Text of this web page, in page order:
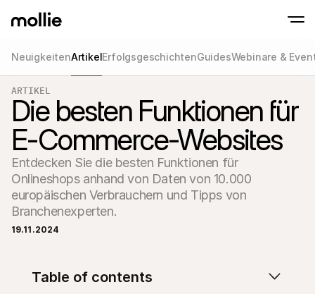
Tap to Pay auf dem iPhone
Akzeptieren Sie kontaklose Zahlungen
Jetzt starten
Akzeptieren und
Zahlungen
POS-Zahlungen
Empfangen Sie
Terminals und
Mollie-Checkout
Personalisieren Sie
für eine höhere
Wiederkehrende
Für Agenturen
NeuigkeitenArtikelErfolgsgeschichtenGuidesWebinare &
ARTIKEL
Die besten Funktionen für
E-Commerce-Websites
Entdecken Sie die besten Funktionen für
Onlineshops anhand von Daten von 10.000
europäischen Verbrauchern und Tipps von
Branchenexperten.
19.11.2024
Table of contents